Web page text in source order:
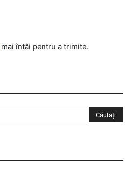
mai întâi pentru a trimite.